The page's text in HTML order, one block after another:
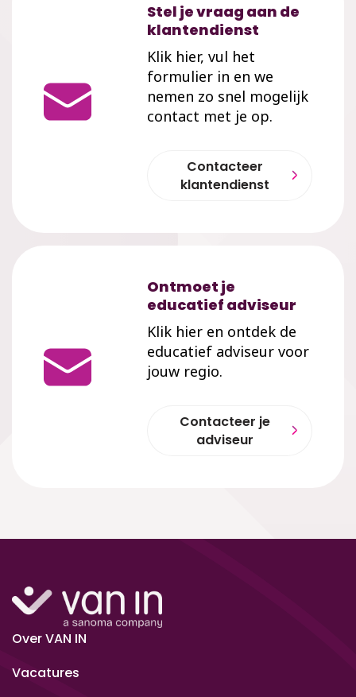
Stel je vraag aan de
klantendienst
Klik hier, vul het
formulier in en we
nemen zo snel mogelijk
contact met je op.
Contacteer
klantendienst
Ontmoet je
educatief adviseur
Klik hier en ontdek de
educatief adviseur voor
jouw regio.
Contacteer je
adviseur
Over VAN IN
Vacatures